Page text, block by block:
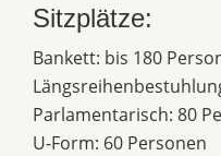
Sitzplätze:
Bankett: bis 180
Parlamentarisch: 80
U-Form: 60 Personen